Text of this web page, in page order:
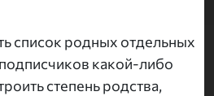
список родных отдельных
какой-либо
степень родства,